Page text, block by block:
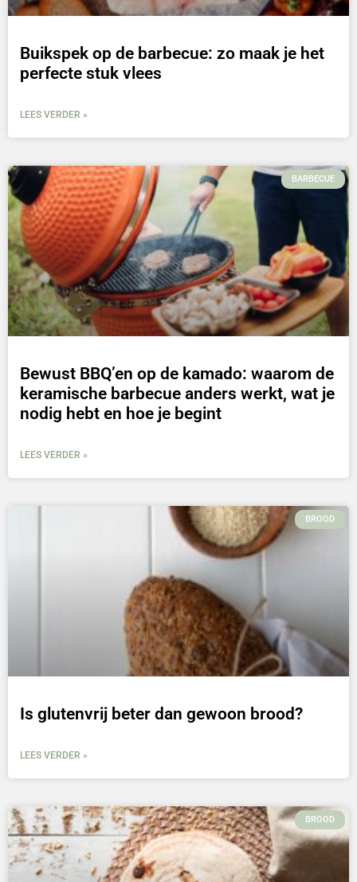
Buikspek op de barbecue: zo maak je het
perfecte stuk vlees
LEES VERDER »
BARBECUE
Bewust BBQ’en op de kamado: waarom de
keramische barbecue anders werkt, wat je
nodig hebt en hoe je begint
LEES VERDER »
BROOD
Is glutenvrij beter dan gewoon brood?
LEES VERDER »
BROOD